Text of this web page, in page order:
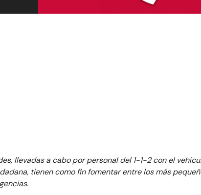
llevadas a cabo por personal del 1-1-2 con el
tienen como fin fomentar entre los más